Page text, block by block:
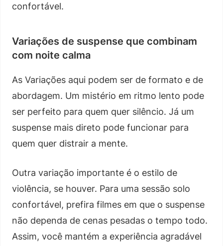
confortável.
Variações de suspense que combinam
com noite calma
As Variações aqui podem ser de formato e de
abordagem. Um mistério em ritmo lento pode
ser perfeito para quem quer silêncio. Já um
suspense mais direto pode funcionar para
quem quer distrair a mente.
Outra variação importante é o estilo de
violência, se houver. Para uma sessão solo
confortável, prefira filmes em que o suspense
não dependa de cenas pesadas o tempo todo.
Assim, você mantém a experiência agradável